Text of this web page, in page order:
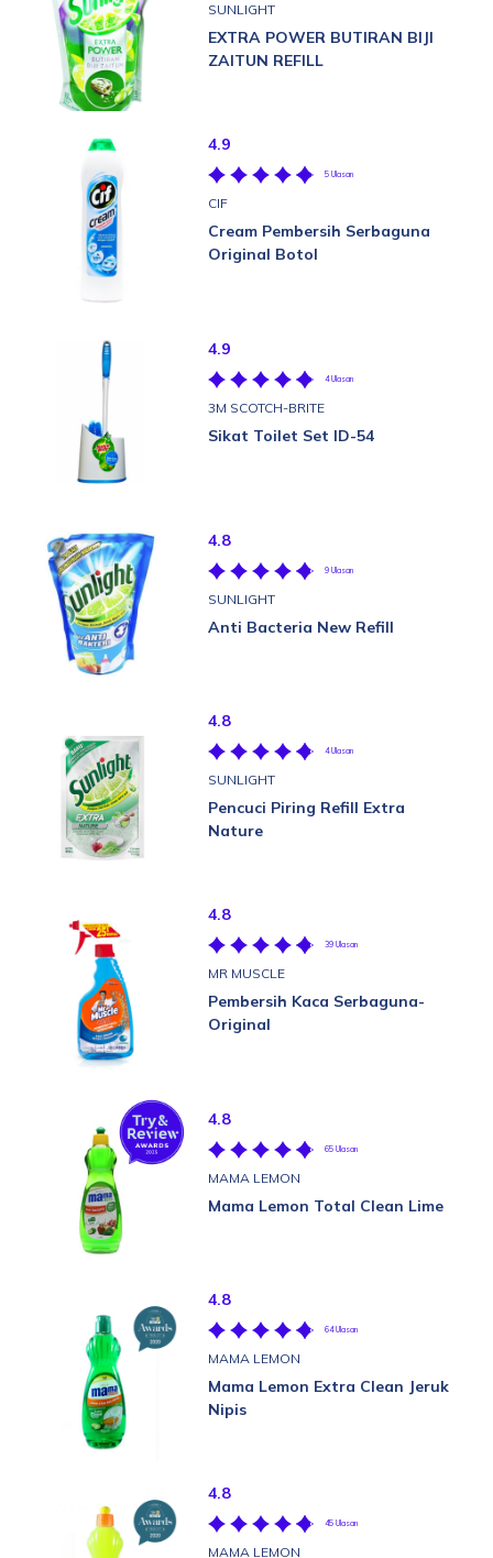
SUNLIGHT
EXTRA POWER BUTIRAN BIJI
ZAITUN REFILL
4.9
5 Ulasan
CIF
Cream Pembersih Serbaguna
Original Botol
4.9
4 Ulasan
3M SCOTCH-BRITE
Sikat Toilet Set ID-54
4.8
9 Ulasan
SUNLIGHT
Anti Bacteria New Refill
4.8
4 Ulasan
SUNLIGHT
Pencuci Piring Refill Extra
Nature
4.8
39 Ulasan
MR MUSCLE
Pembersih Kaca Serbaguna-
Original
4.8
65 Ulasan
MAMA LEMON
Mama Lemon Total Clean Lime
4.8
64 Ulasan
MAMA LEMON
Mama Lemon Extra Clean Jeruk
Nipis
4.8
45 Ulasan
MAMA LEMON